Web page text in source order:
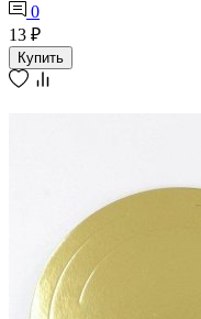
0
13 ₽
Купить